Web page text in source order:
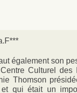
également son
Culturel des
Thomson
qui était un